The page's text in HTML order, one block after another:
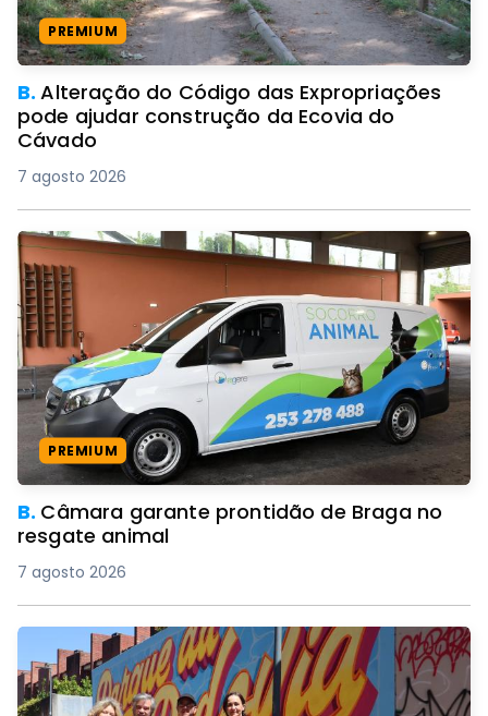
PREMIUM
B.Alteração do Código das Expropriações
pode ajudar construção da Ecovia do
Cávado
7 agosto 2026
PREMIUM
B. Câmara garante prontidão de Braga no
resgate animal
7 agosto 2026